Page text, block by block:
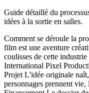
Guide détaillé du
idées à la sortie en salles.
Comment se déroule la
film est une aventure
coulisses de cette
International Pixel
Projet L'idée originale
personnages prennent